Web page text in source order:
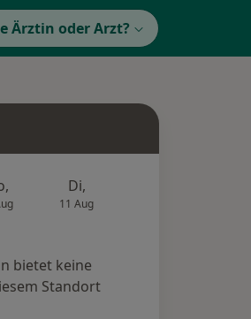
Ärztin oder Arzt?
Di,
11 Aug
bietet keine
Standort